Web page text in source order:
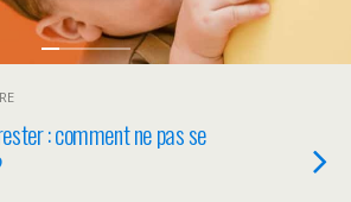
: comment ne pas se